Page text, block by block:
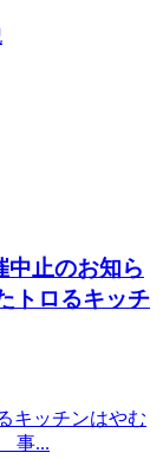
中止のお知ら
トロるキッチ
キッチンはやむ
事...